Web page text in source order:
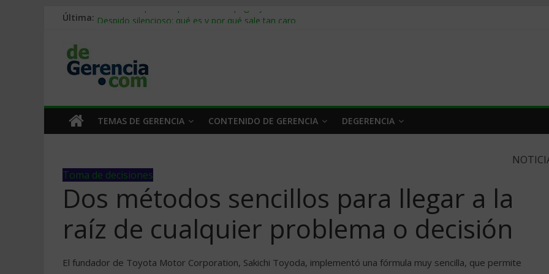
Última: Stablecoins para empresas: cómo pagar y cobrar en 2026
Trabajo forzoso en la cadena de suministro: qué hacer
Mercado hispano de EE. UU.: cómo segmentarlo y venderle
TEMAS DE GERENCIA CONTENIDO DE GERENCIA DEGERENCIA
Toma de decisiones
Dos métodos sencillos para llegar a la
raíz de cualquier problema o decisión
El fundador de Toyota Motor Corporation, Sakichi Toyoda, implementó una fórmula muy sencilla, que permite